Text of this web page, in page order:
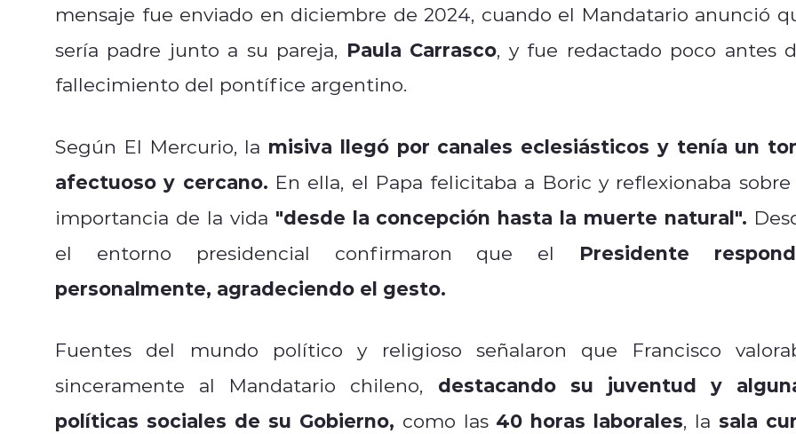
mensaje fue enviado en diciembre de 2024, cuando el Mandatario anunció
sería padre junto a su pareja, Paula Carrasco, y fue redactado poco antes
fallecimiento del pontífice argentino.
Según El Mercurio, la misiva llegó por canales eclesiásticos y tenía un
afectuoso y cercano. En ella, el Papa felicitaba a Boric y reflexionaba sobre
importancia de la vida "desde la concepción hasta la muerte natural".
el entorno presidencial confirmaron que el Presidente
personalmente, agradeciendo el gesto.
Fuentes del mundo político y religioso señalaron que Francisco
sinceramente al Mandatario chileno, destacando su juventud y
políticas sociales de su Gobierno, como las 40 horas laborales, la sala